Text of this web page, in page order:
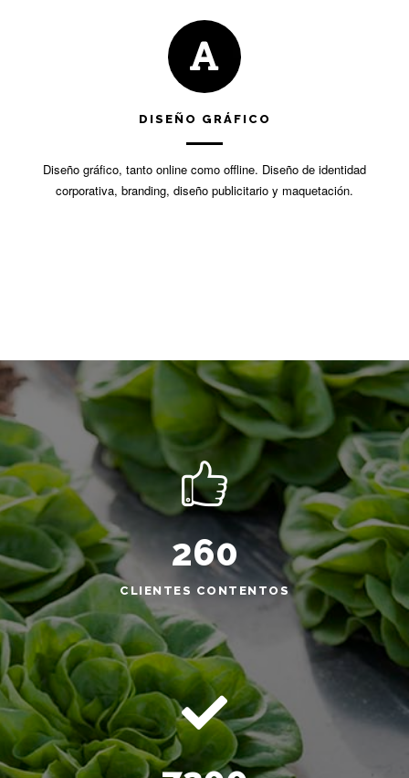
DISEÑO GRÁFICO
Diseño gráfico, tanto online como offline. Diseño de identidad
corporativa, branding, diseño publicitario y maquetación.
260
CLIENTES CONTENTOS